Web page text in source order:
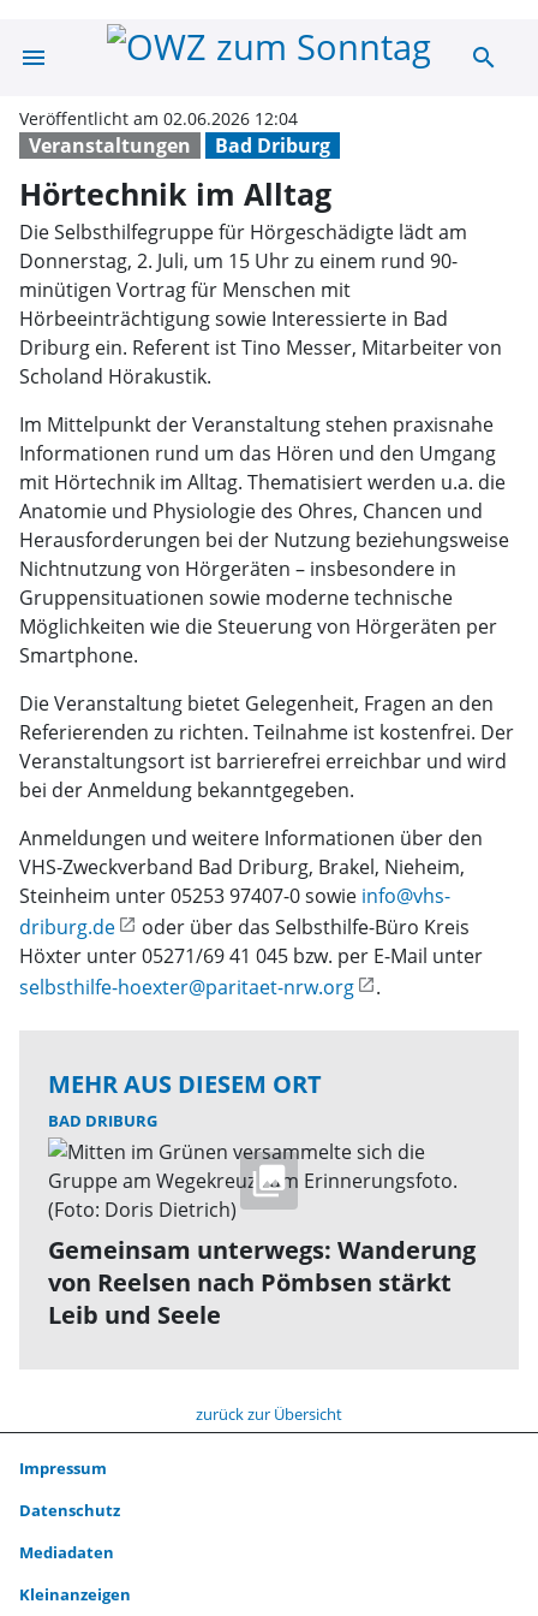
menu Hörtechnik im
search
Veranstaltungen Bad Driburg
Veröffentlicht am 02.06.2026 12:04
Hörtechnik im Alltag
Die Selbsthilfegruppe für Hörgeschädigte lädt am
Donnerstag, 2. Juli, um 15 Uhr zu einem rund 90-
minütigen Vortrag für Menschen mit
Hörbeeinträchtigung sowie Interessierte in Bad
Driburg ein. Referent ist Tino Messer, Mitarbeiter von
Scholand Hörakustik.
Im Mittelpunkt der Veranstaltung stehen praxisnahe
Informationen rund um das Hören und den Umgang
mit Hörtechnik im Alltag. Thematisiert werden u.a. die
Anatomie und Physiologie des Ohres, Chancen und
Herausforderungen bei der Nutzung beziehungsweise
Nichtnutzung von Hörgeräten – insbesondere in
Gruppensituationen sowie moderne technische
Möglichkeiten wie die Steuerung von Hörgeräten per
Smartphone.
Die Veranstaltung bietet Gelegenheit, Fragen an den
Referierenden zu richten. Teilnahme ist kostenfrei. Der
Veranstaltungsort ist barrierefrei erreichbar und wird
bei der Anmeldung bekanntgegeben.
Anmeldungen und weitere Informationen über den
VHS-Zweckverband Bad Driburg, Brakel, Nieheim,
Steinheim unter 05253 97407-0 sowie info@vhs-
driburg.de
oder über das Selbsthilfe-Büro Kreis
Höxter unter 05271/69 41 045 bzw. per E-Mail unter
selbsthilfe-hoexter@paritaet-nrw.org
.
MEHR AUS DIESEM ORT
BAD DRIBURG
Gemeinsam unterwegs: Wanderung
von Reelsen nach Pömbsen stärkt
Leib und Seele
zurück zur Übersicht
Impressum
Datenschutz
Mediadaten
Kleinanzeigen